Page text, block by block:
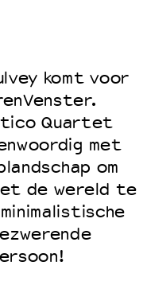
komt voor
Quartet
met
om
de wereld te